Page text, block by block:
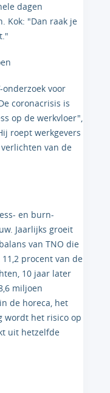
dagen
Kok: "Dan raak je
onderzoek voor
coronacrisis is
op de werkvloer",
roept werkgevers
van de
en burn-
Jaarlijks groeit
van TNO die
procent van de
10 jaar later
miljoen
de horeca, het
wordt het risico op
uit hetzelfde